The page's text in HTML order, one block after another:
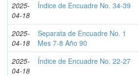
2025-
04-18
Índice de Encuadre No. 34-39
2025-
04-18
Separata de Encuadre No. 1
Mes 7-8 Año 90
2025-
04-18
Índice de Encuadre No. 22-27